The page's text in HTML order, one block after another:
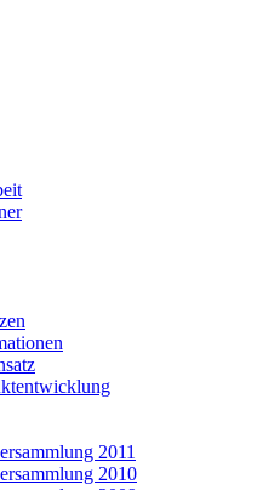
2011
2010